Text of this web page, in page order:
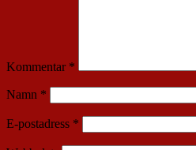
Kommentar *
Namn *
E-postadress *